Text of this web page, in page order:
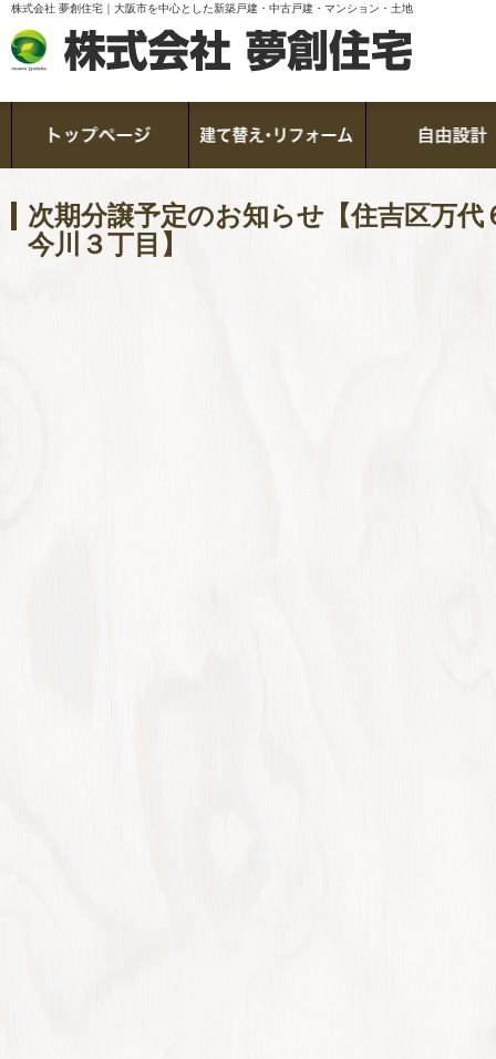
株式会社 夢創住宅｜大阪市を中心とした新築戸建・中古戸建・マンション・土地
次期分譲予定のお知らせ【住吉区万代
今川３丁目】